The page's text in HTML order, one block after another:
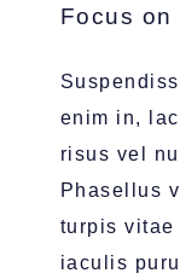
Focus on
enim in,
risus vel
Phasellus
turpis vitae
iaculis